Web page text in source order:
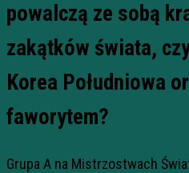
powalczą ze sobą
zakątków świata,
Korea Południowa
faworytem?
Grupa A na Mistrzostwach